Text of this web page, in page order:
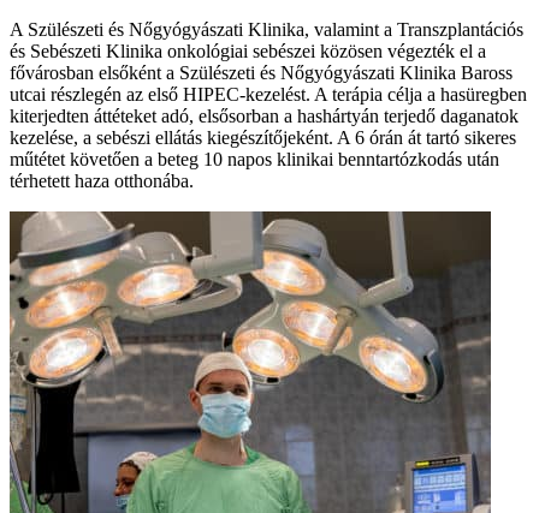
A Szülészeti és Nőgyógyászati Klinika, valamint a Transzplantációs
és Sebészeti Klinika onkológiai sebészei közösen végezték el a
fővárosban elsőként a Szülészeti és Nőgyógyászati Klinika Baross
utcai részlegén az első HIPEC-kezelést. A terápia célja a hasüregben
kiterjedten áttéteket adó, elsősorban a hashártyán terjedő daganatok
kezelése, a sebészi ellátás kiegészítőjeként. A 6 órán át tartó sikeres
műtétet követően a beteg 10 napos klinikai benntartózkodás után
térhetett haza otthonába.